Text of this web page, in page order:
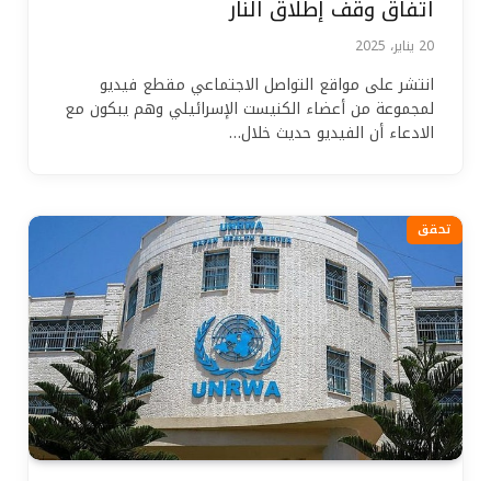
اتفاق وقف إطلاق النار
20 يناير، 2025
انتشر على مواقع التواصل الاجتماعي مقطع فيديو
لمجموعة من أعضاء الكنيست الإسرائيلي وهم يبكون مع
الادعاء أن الفيديو حديث خلال…
تحقق